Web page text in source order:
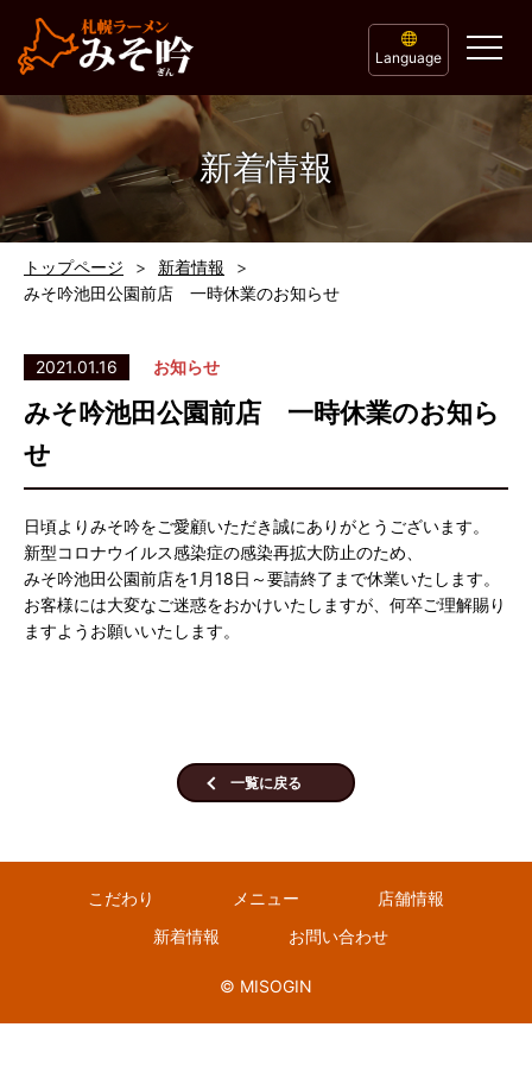
Language
新着情報
トップページ
新着情報
みそ吟池田公園前店 一時休業のお知らせ
2021.01.16 お知らせ
みそ吟池田公園前店 一時休業のお知ら
せ
日頃よりみそ吟をご愛顧いただき誠にありがとうございます。
新型コロナウイルス感染症の感染再拡大防止のため、
みそ吟池田公園前店を1月18日～要請終了まで休業いたします。
お客様には大変なご迷惑をおかけいたしますが、何卒ご理解賜り
ますようお願いいたします。
一覧に戻る
こだわり メニュー
店舗情報
新着情報
お問い合わせ
© MISOGIN